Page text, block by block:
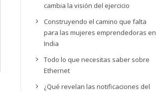
cambia la visión del ejercicio
Construyendo el camino que falta
para las mujeres emprendedoras en
India
Todo lo que necesitas saber sobre
Ethernet
¿Qué revelan las notificaciones del